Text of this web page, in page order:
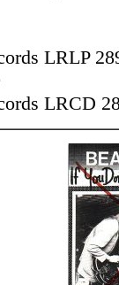
LRLP
LRCD